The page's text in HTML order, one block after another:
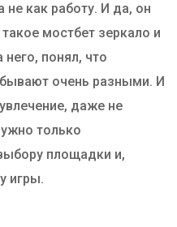
не как работу. И да, он
мостбет зеркало и
него, понял, что
очень разными. И
даже не
только
площадки и,
игры.